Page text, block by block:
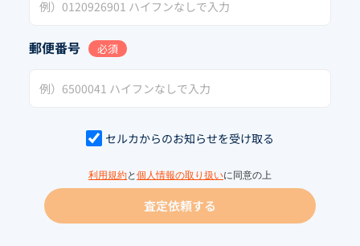
郵便番号 必須
セルカからのお知らせを受け取る
利用規約と 個人情報の取り扱いに同意の上
査定依頼する